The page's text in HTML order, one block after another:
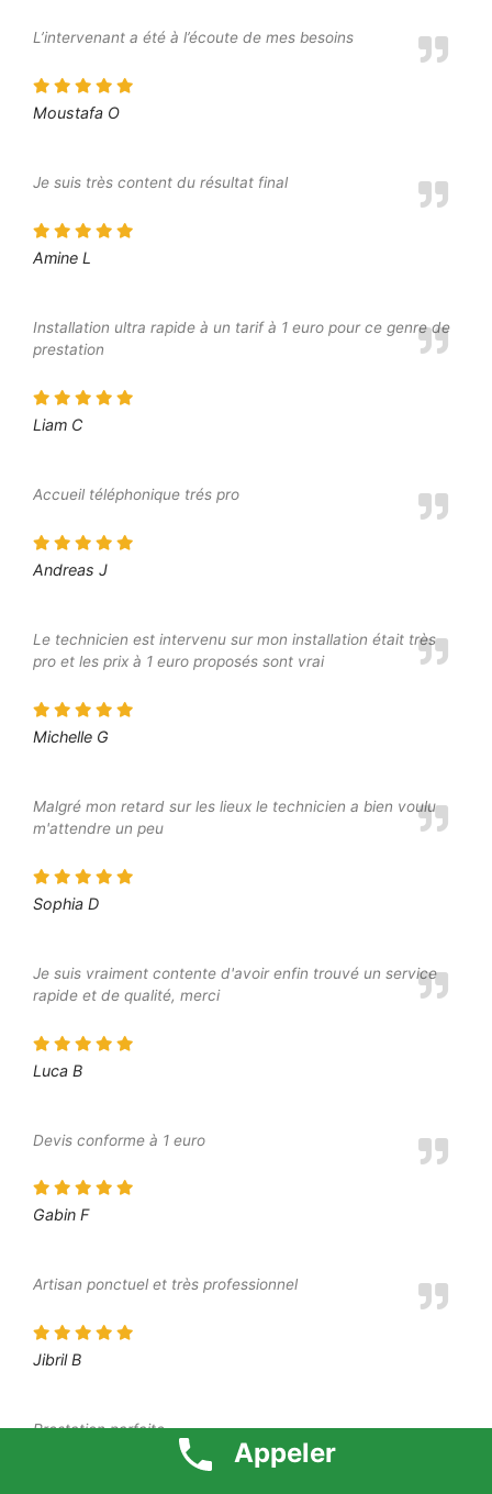
L’intervenant a été à l’écoute de mes besoins
Moustafa O
Je suis très content du résultat final
Amine L
Installation ultra rapide à un tarif à 1 euro pour ce genre de
prestation
Liam C
Accueil téléphonique trés pro
Andreas J
Le technicien est intervenu sur mon installation était très
pro et les prix à 1 euro proposés sont vrai
Michelle G
Malgré mon retard sur les lieux le technicien a bien voulu
m'attendre un peu
Sophia D
Je suis vraiment contente d'avoir enfin trouvé un service
rapide et de qualité, merci
Luca B
Devis conforme à 1 euro
Gabin F
Artisan ponctuel et très professionnel
Jibril B
Prestation parfaite
Appeler